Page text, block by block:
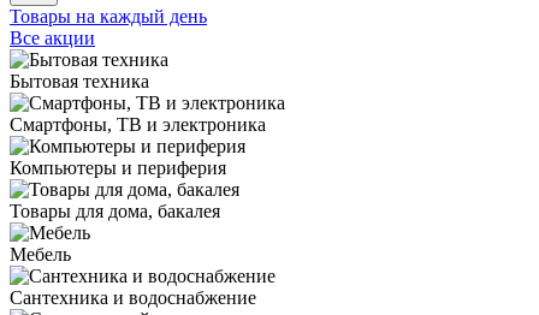
Товары на каждый день
Все акции
Бытовая техника
Смартфоны, ТВ и электроника
Компьютеры и периферия
Товары для дома, бакалея
Мебель
Сантехника и водоснабжение